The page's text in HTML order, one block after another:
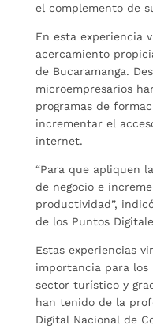
el complemento de
En esta experiencia
acercamiento
de Bucaramanga.
microempresarios
programas de
incrementar el
internet.
“Para que apliquen
de negocio e
productividad”,
de los Puntos
Estas experiencias
importancia para
sector turístico y
han tenido de la
Digital Nacional de